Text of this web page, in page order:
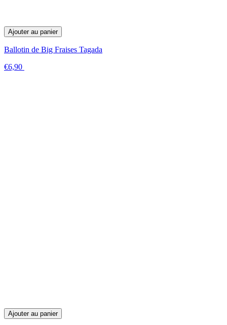
Ajouter au panier
Ballotin de Big Fraises Tagada
€6,90
Ajouter au panier